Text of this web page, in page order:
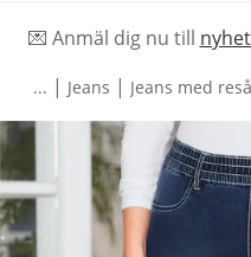
💌 Anmäl dig nu till
... | Jeans | Jeans med